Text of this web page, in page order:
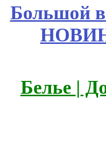
Большой
Белье |